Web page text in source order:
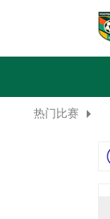
热门比赛